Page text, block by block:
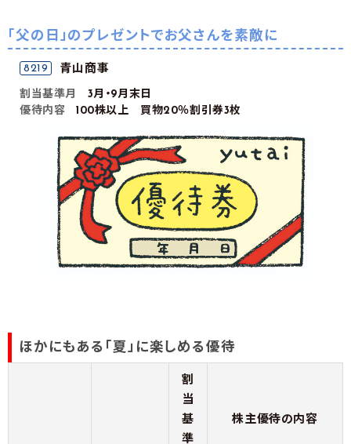
「父の日」のプレゼントでお父さんを素敵に
8219 青山商事
割当基準月
3月・9月末日
優待内容
100株以上 買物20％割引券3枚
ほかにもある「夏」に楽しめる優待
割
当
基
準
株主優待の内容